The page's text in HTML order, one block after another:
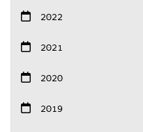
2022
2021
2020
2019